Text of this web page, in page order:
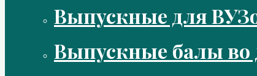
Выпускные для
Выпускные балы во